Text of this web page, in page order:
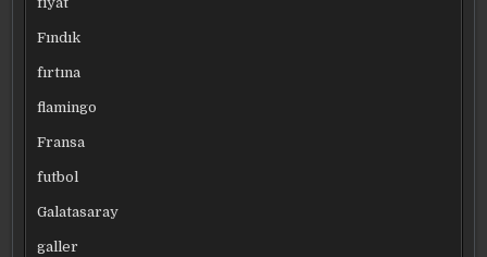
Fındık
fırtına
flamingo
Fransa
futbol
Galatasaray
galler